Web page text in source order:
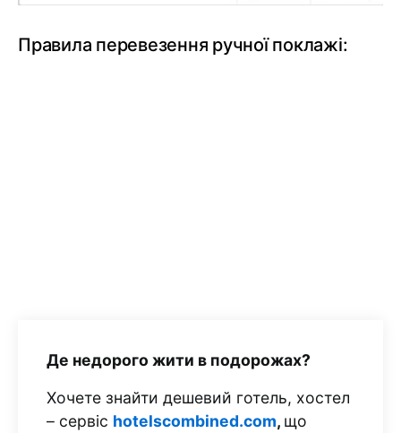
Правила перевезення ручної поклажі:
Де недорого жити в подорожах?
Хочете знайти дешевий готель, хостел
– сервіс hotelscombined.com, що